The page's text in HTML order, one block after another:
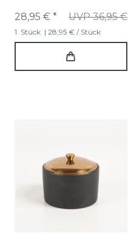
UVP 36,95 €
28,95 € *
1 Stück | 28,95 € / Stück